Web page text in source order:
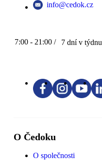
info@cedok.cz
7:00 - 21:00 / 7 dní v týdnu
O Čedoku
O společnosti